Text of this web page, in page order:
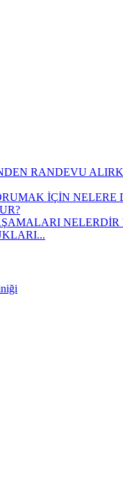
RANDEVU
İÇİN NELERE
NELERDİR